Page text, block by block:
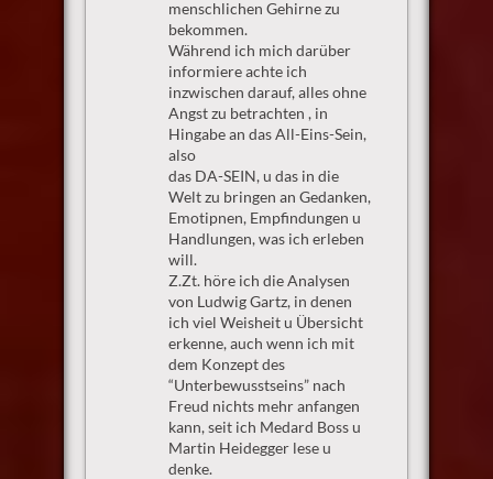
menschlichen Gehirne zu
bekommen.
Während ich mich darüber
informiere achte ich
inzwischen darauf, alles ohne
Angst zu betrachten , in
Hingabe an das All-Eins-Sein,
also
das DA-SEIN, u das in die
Welt zu bringen an Gedanken,
Emotipnen, Empfindungen u
Handlungen, was ich erleben
will.
Z.Zt. höre ich die Analysen
von Ludwig Gartz, in denen
ich viel Weisheit u Übersicht
erkenne, auch wenn ich mit
dem Konzept des
“Unterbewusstseins” nach
Freud nichts mehr anfangen
kann, seit ich Medard Boss u
Martin Heidegger lese u
denke.